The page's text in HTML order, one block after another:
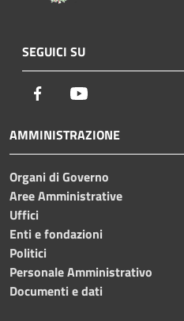
SEGUICI SU
Facebook
AMMINISTRAZIONE
Organi di Governo
Aree Amministrative
Uffici
Enti e fondazioni
Politici
Personale Amministrativo
Documenti e dati